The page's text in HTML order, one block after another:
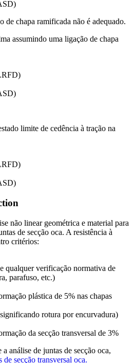
de chapa ramificada não é adequado.
assumindo uma ligação de chapa
limite de cedência à tração na
não linear geométrica e material para
de secção oca. A resistência à
critérios:
qualquer verificação normativa de
parafuso, etc.)
plástica de 5% nas chapas
rotura por encurvadura)
da secção transversal de 3%
análise de juntas de secção oca,
de secção transversal oca.